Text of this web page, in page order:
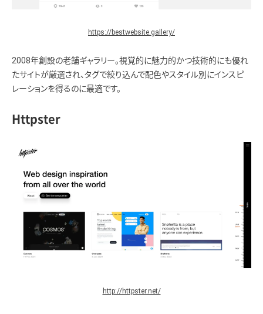
https://bestwebsite.gallery/
2008年創設の老舗ギャラリー。視覚的に魅力的かつ技術的にも優れ
たサイトが厳選され、タグで絞り込んで配色やスタイル別にインスピ
レーションを得るのに最適です。
Httpster
http://httpster.net/